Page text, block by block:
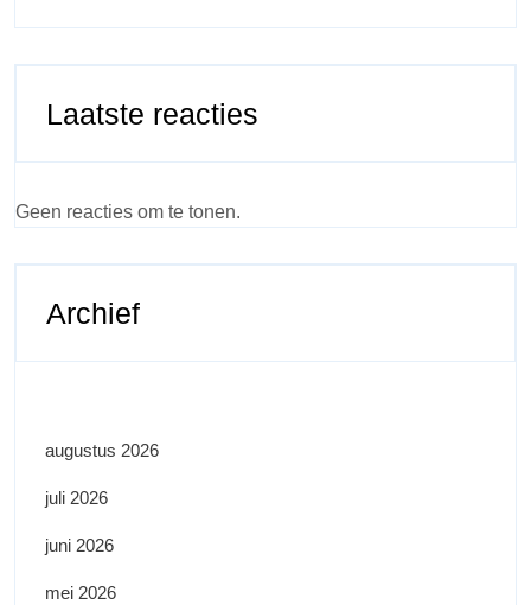
Laatste reacties
Geen reacties om te tonen.
Archief
augustus 2026
juli 2026
juni 2026
mei 2026